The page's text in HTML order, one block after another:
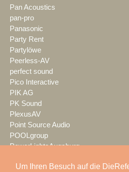
Um Ihren Besuch auf die
Pan Acoustics
pan-pro
Panasonic
Party Rent
Partylöwe
Peerless-AV
perfect sound
Pico Interactive
PIK AG
PK Sound
PlexusAV
Point Source Audio
POOLgroup
PowerLightsAugsburg
PRG